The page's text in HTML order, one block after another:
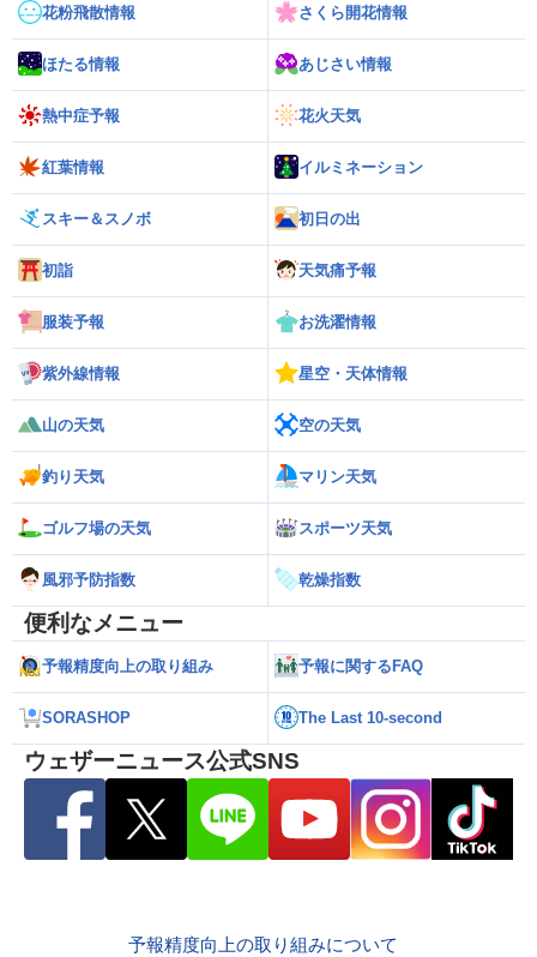
花粉飛散情報 さくら開花情報
ほたる情報 あじさい情報
熱中症予報 花火天気
紅葉情報 イルミネーション
スキー＆スノボ 初日の出
初詣 天気痛予報
服装予報 お洗濯情報
紫外線情報 星空・天体情報
山の天気 空の天気
釣り天気 マリン天気
ゴルフ場の天気 スポーツ天気
風邪予防指数 乾燥指数
便利なメニュー
予報精度向上の取り組み 予報に関するFAQ
SORASHOP The Last 10-second
ウェザーニュース公式SNS
予報精度向上の取り組みについて